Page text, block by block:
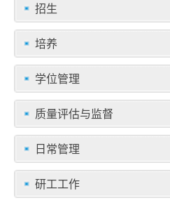
招生
培养
学位管理
质量评估与监督
日常管理
研工工作